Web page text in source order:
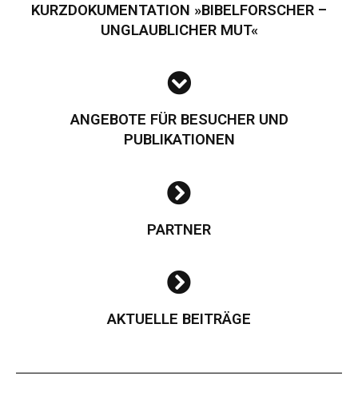
KURZDOKUMENTATION »BIBELFORSCHER –
UNGLAUBLICHER MUT«
ANGEBOTE FÜR BESUCHER UND
PUBLIKATIONEN
PARTNER
AKTUELLE BEITRÄGE